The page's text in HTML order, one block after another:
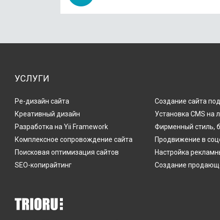
УСЛУГИ
Ре-дизайн сайта
Создание сайта
Креативный дизайн
Установка CMS на
Разработка на Yii Framework
Фирменный стиль,
Комплексное сопровождение сайта
Продвижение в
Поисковая оптимизация сайтов
Настройка
SEO-копирайтинг
Создание